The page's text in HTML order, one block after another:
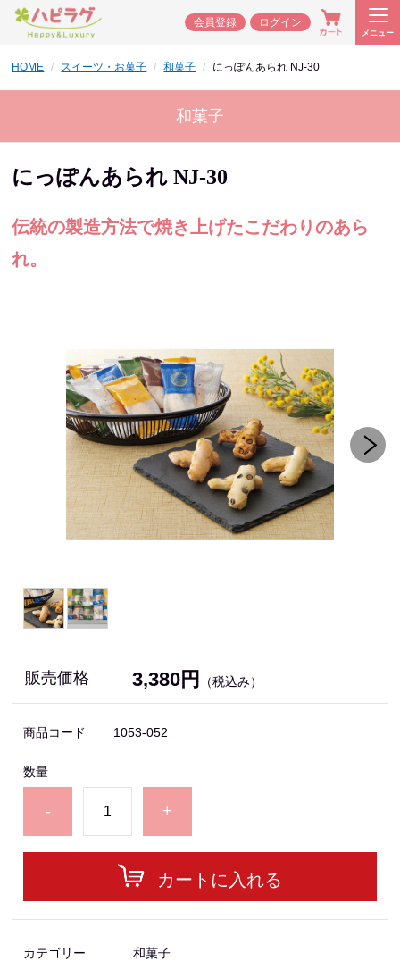
会員登録 ログイン
メニュー
HOME スイーツ・お菓子 和菓子 にっぽんあられ NJ-30
和菓子
にっぽんあられ NJ-30
伝統の製造方法で焼き上げたこだわりのあら
れ。
販売価格 3,380円 （税込み）
商品コード 1053-052
数量
- +
カートに入れる
カテゴリー 和菓子